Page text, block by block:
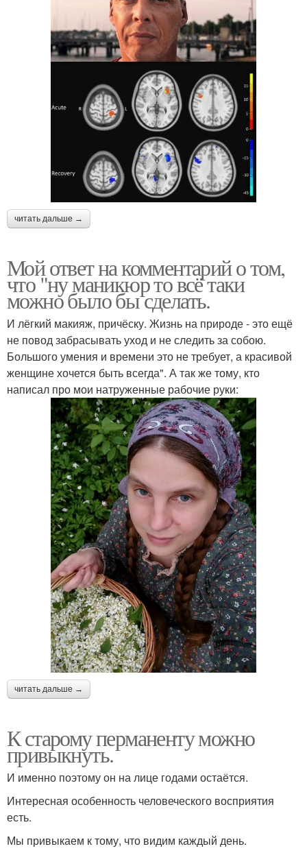
читать дальше →
Мой ответ на комментарий о том,
что "ну маникюр то всё таки
можно было бы сделать.
И лёгкий макияж, причёску. Жизнь на природе - это ещё
не повод забрасывать уход и не следить за собою.
Большого умения и времени это не требует, а красивой
женщине хочется быть всегда". А так же тому, кто
написал про мои натруженные рабочие руки:
читать дальше →
К старому перманенту можно
привыкнуть.
И именно поэтому он на лице годами остаётся.
Интересная особенность человеческого восприятия
есть.
Мы привыкаем к тому, что видим каждый день.